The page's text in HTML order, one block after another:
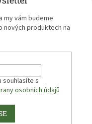
my vám budeme
nových produktech na
souhlasíte s
osobních údajů